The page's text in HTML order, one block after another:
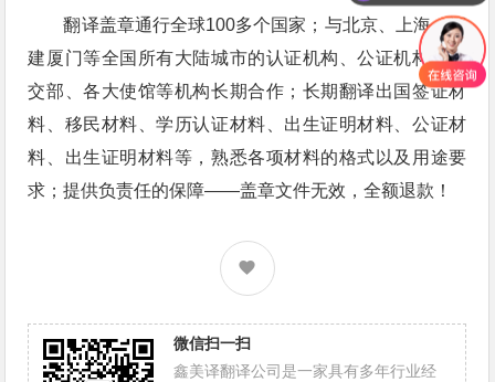
翻译盖章通行全球100多个国家；与北京、上海、福
建厦门等全国所有大陆城市的认证机构、公证机构、外
交部、各大使馆等机构长期合作；长期翻译出国签证材
料、移民材料、学历认证材料、出生证明材料、公证材
料、出生证明材料等，熟悉各项材料的格式以及用途要
求；提供负责任的保障——盖章文件无效，全额退款！
微信扫一扫
鑫美译翻译公司是一家具有多年行业经